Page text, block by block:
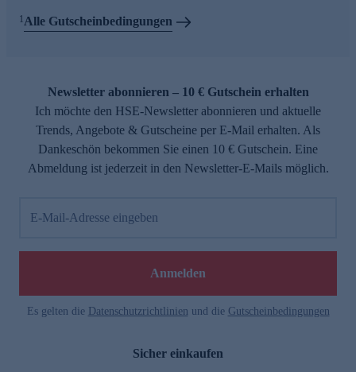
1 Alle Gutscheinbedingungen
Newsletter abonnieren – 10 € Gutschein erhalten
Ich möchte den HSE-Newsletter abonnieren und aktuelle
Trends, Angebote & Gutscheine per E-Mail erhalten. Als
Dankeschön bekommen Sie einen 10 € Gutschein. Eine
Abmeldung ist jederzeit in den Newsletter-E-Mails möglich.
E-Mail-Adresse eingeben
Anmelden
Es gelten die Datenschutzrichtlinien und die Gutscheinbedingungen
Sicher einkaufen